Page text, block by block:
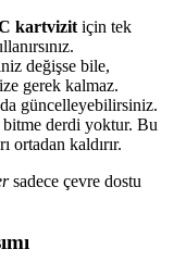
kartvizit için tek
değişse bile,
gerek kalmaz.
güncelleyebilirsiniz.
bitme derdi yoktur. Bu
ortadan kaldırır.
sadece çevre dostu